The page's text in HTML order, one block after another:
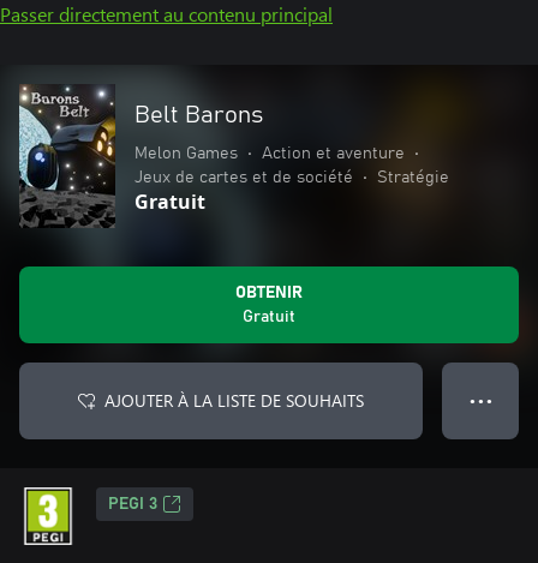
Passer directement au contenu principal
Belt Barons
Melon Games • Action et aventure
•
Jeux de cartes et de société
• Stratégie
Gratuit
OBTENIR
Gratuit
AJOUTER À LA LISTE DE SOUHAITS ● ● ●
PEGI 3